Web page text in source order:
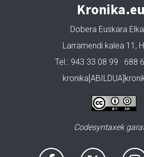
Dobera Euskara
Larramendi kalea 11,
Tel.: 943 33 08 99 · 688
Codesyntaxek